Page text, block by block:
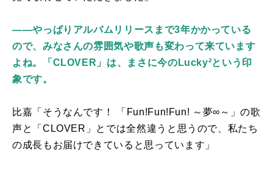
――やっぱりアルバムリリースまで3年かかっている
ので、みなさんの雰囲気や歌声も変わって来ています
よね。「CLOVER」は、まさに今のLucky²という印
象です。
比嘉「そうなんです！ 「 Fun!Fun!Fun! ～夢∞ ～」の歌
声と「 CLOVER 」とでは全然違うと思うので、私たち
の成長もお届けできていると思っています」